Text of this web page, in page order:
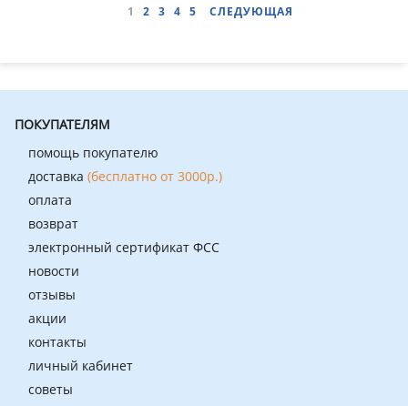
1 2 3 4 5 СЛЕДУЮЩАЯ
ПОКУПАТЕЛЯМ
помощь покупателю
доставка (бесплатно от 3000р.)
оплата
возврат
электронный сертификат ФСС
новости
отзывы
акции
контакты
личный кабинет
советы